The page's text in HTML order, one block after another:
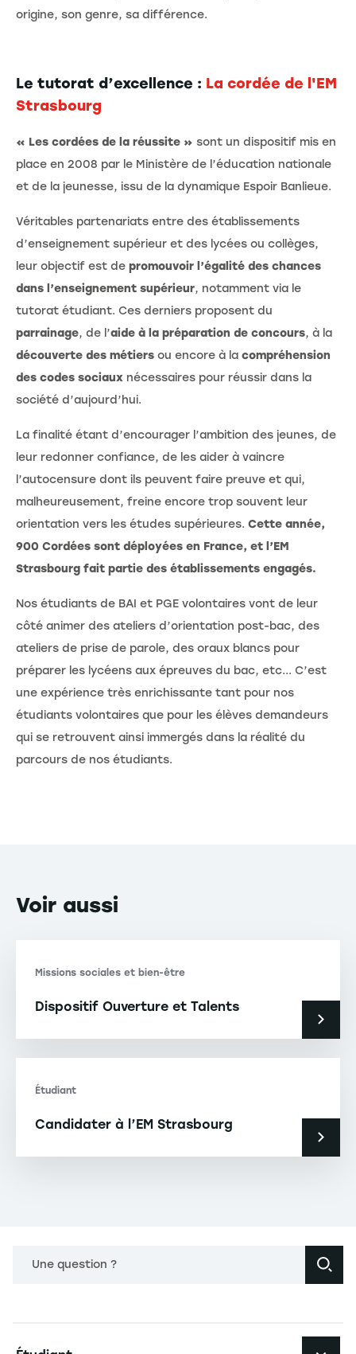
origine, son genre, sa différence.
Le tutorat d’excellence : La cordée de l'EM
Strasbourg
« Les cordées de la réussite » sont un dispositif mis en
place en 2008 par le Ministère de l’éducation nationale
et de la jeunesse, issu de la dynamique Espoir Banlieue.
Véritables partenariats entre des établissements
d’enseignement supérieur et des lycées ou collèges,
leur objectif est de promouvoir l’égalité des chances
dans l’enseignement supérieur, notamment via le
tutorat étudiant. Ces derniers proposent du
parrainage, de l’aide à la préparation de concours, à la
découverte des métiers ou encore à la compréhension
des codes sociaux nécessaires pour réussir dans la
société d’aujourd’hui.
La finalité étant d’encourager l’ambition des jeunes, de
leur redonner confiance, de les aider à vaincre
l’autocensure dont ils peuvent faire preuve et qui,
malheureusement, freine encore trop souvent leur
orientation vers les études supérieures. Cette année,
900 Cordées sont déployées en France, et l’EM
Strasbourg fait partie des établissements engagés.
Nos étudiants de BAI et PGE volontaires vont de leur
côté animer des ateliers d’orientation post-bac, des
ateliers de prise de parole, des oraux blancs pour
préparer les lycéens aux épreuves du bac, etc... C’est
une expérience très enrichissante tant pour nos
étudiants volontaires que pour les élèves demandeurs
qui se retrouvent ainsi immergés dans la réalité du
parcours de nos étudiants.
Voir aussi
Missions sociales et bien-être
Dispositif Ouverture et Talents
Étudiant
Candidater à l’EM Strasbourg
Une question ?